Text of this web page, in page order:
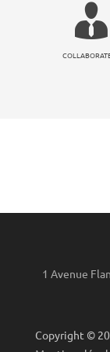
1 Avenue
Copyright ©